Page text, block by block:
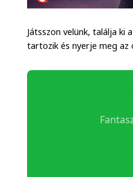
Játsszon velünk, találja ki
tartozik és nyerje meg az